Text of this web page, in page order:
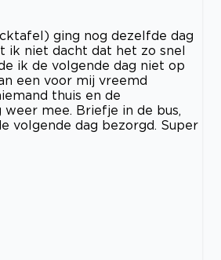
ging nog dezelfde dag
ik niet dacht dat het zo snel
ik de volgende dag niet op
een voor mij vreemd
thuis en de
mee. Briefje in de bus,
volgende dag bezorgd. Super